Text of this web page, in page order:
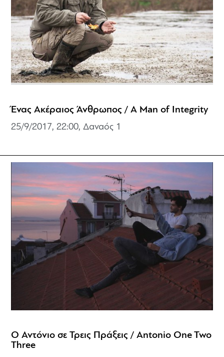
Ένας Ακέραιος Άνθρωπος / A Man of Integrity
25/9/2017, 22:00, Δαναός 1
Ο Αντόνιο σε Τρεις Πράξεις / Antonio One Two
Three